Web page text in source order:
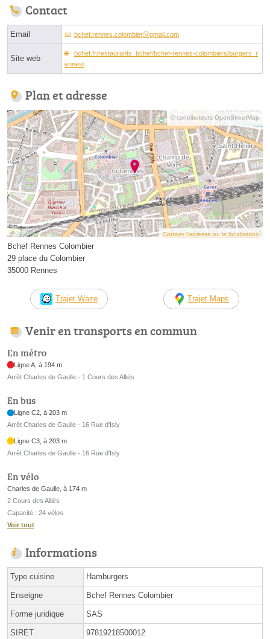
Contact
Email bchef.rennes.colombierⓐgmail.com
Site web
bchef.fr/restaurants_bchef/bchef-rennes-colombiers/burgers_r
ennes/
Plan et adresse
© contributeurs OpenStreetMap
Corriger l’adresse ou la localisation
Bchef Rennes Colombier
29 place du Colombier
35000 Rennes
Trajet Waze Trajet Maps
Venir en transports en commun
En métro
Ligne A, à 194 m
Arrêt Charles de Gaulle - 1 Cours des Alliés
En bus
Ligne C2, à 203 m
Arrêt Charles de Gaulle - 16 Rue d'Isly
Ligne C3, à 203 m
Arrêt Charles de Gaulle - 16 Rue d'Isly
En vélo
Charles de Gaulle, à 174 m
2 Cours des Alliés
Capacité : 24 vélos
Voir tout
Informations
Type cuisine Hamburgers
Enseigne Bchef Rennes Colombier
Forme juridique SAS
SIRET 97819218500012